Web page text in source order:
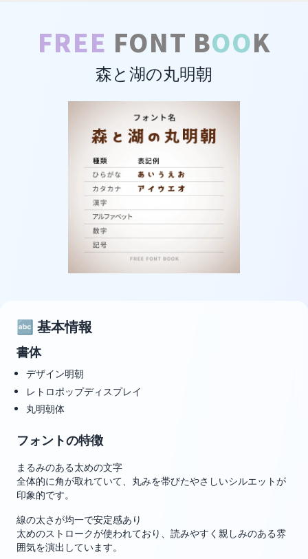
FREE FONT BOOK
森と湖の丸明朝
🔤 基本情報
書体
デザイン明朝
レトロポップディスプレイ
丸明朝体
フォントの特徴
まるみのある太めの文字
全体的に角が取れていて、丸みを帯びたやさしいシルエットが
印象的です。
線の太さが均一で安定感あり
太めのストロークが使われており、読みやすく親しみのある雰
囲気を演出しています。